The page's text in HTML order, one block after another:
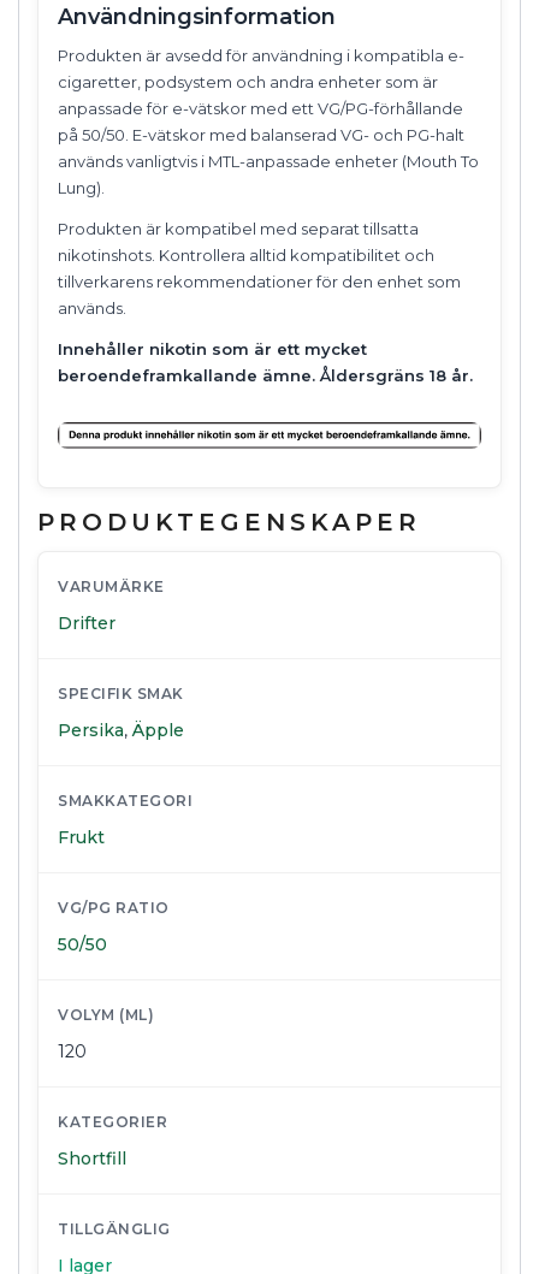
Användningsinformation
Produkten är avsedd för användning i kompatibla e-
cigaretter, podsystem och andra enheter som är
anpassade för e-vätskor med ett VG/PG-förhållande
på 50/50. E-vätskor med balanserad VG- och PG-halt
används vanligtvis i MTL-anpassade enheter (Mouth To
Lung).
Produkten är kompatibel med separat tillsatta
nikotinshots. Kontrollera alltid kompatibilitet och
tillverkarens rekommendationer för den enhet som
används.
Innehåller nikotin som är ett mycket
beroendeframkallande ämne. Åldersgräns 18 år.
PRODUKTEGENSKAPER
VARUMÄRKE
Drifter
SPECIFIK SMAK
Persika,Äpple
SMAKKATEGORI
Frukt
VG/PG RATIO
50/50
VOLYM (ML)
120
KATEGORIER
Shortfill
TILLGÄNGLIG
I lager